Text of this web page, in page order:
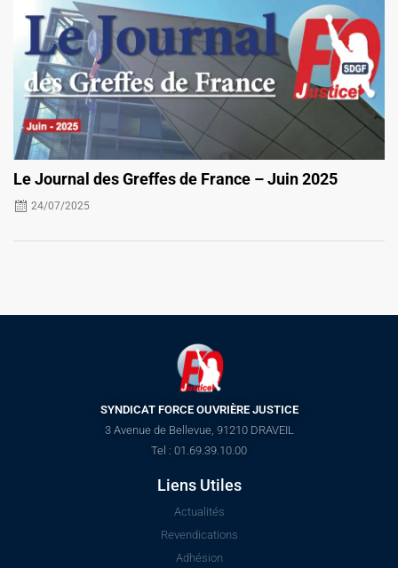
Le Journal des Greffes de France – Juin 2025
24/07/2025
SYNDICAT FORCE OUVRIÈRE JUSTICE
3 Avenue de Bellevue, 91210 DRAVEIL
Tel : 01.69.39.10.00
Liens Utiles
Actualités
Revendications
Adhésion